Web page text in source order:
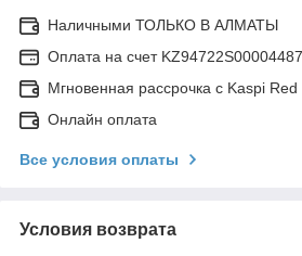
Наличными ТОЛЬКО В АЛМАТЫ
Оплата на счет
Мгновенная рассрочка с Kaspi Red
Онлайн оплата
Все условия оплаты
Условия возврата